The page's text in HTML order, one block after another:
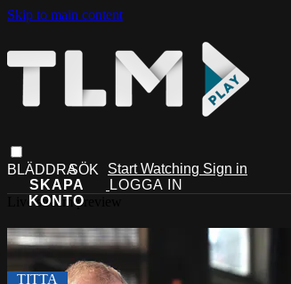
Skip to main content
Start Watching Sign in
Live stream preview